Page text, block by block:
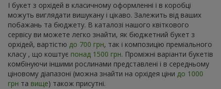
І букет з орхідей в класичному оформленні і в коробці
можуть виглядати вишукану і цікаво. Залежить від ваших
побажань та бюджету. В каталозі нашого квіткового
сервісу ви можете легко знайти, як бюджетний букет з
орхідей, вартістю до 700 грн, так і композицію преміального
класу , що коштує понад 1500 грн. Проміжні варіанти букетів
комбінуючи іншими рослинами представлені і в середньому
ціновому діапазоні (можна знайти на орхідея ціни до 1000
грн та вище) також присутні.